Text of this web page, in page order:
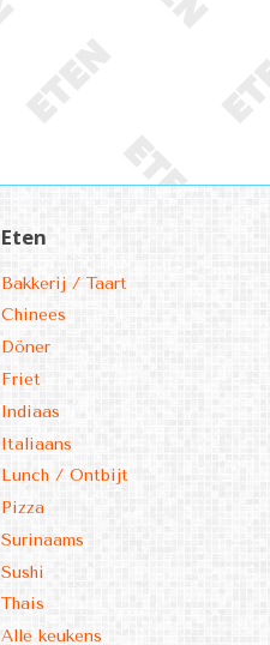
Eten
Bakkerij / Taart
Chinees
Döner
Friet
Indiaas
Italiaans
Lunch / Ontbijt
Pizza
Surinaams
Sushi
Thais
Alle keukens